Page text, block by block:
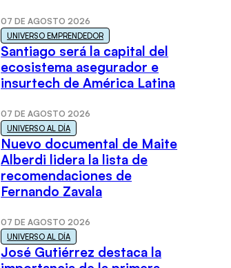
07 DE AGOSTO 2026
UNIVERSO EMPRENDEDOR
Santiago será la capital del
ecosistema asegurador e
insurtech de América Latina
07 DE AGOSTO 2026
UNIVERSO AL DÍA
Nuevo documental de Maite
Alberdi lidera la lista de
recomendaciones de
Fernando Zavala
07 DE AGOSTO 2026
UNIVERSO AL DÍA
José Gutiérrez destaca la